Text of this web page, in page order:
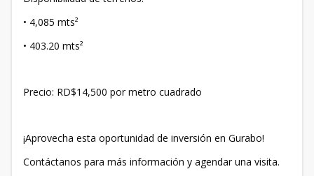
• 4,085 mts²
• 403.20 mts²
Precio: RD$14,500 por metro cuadrado
¡Aprovecha esta oportunidad de inversión en Gurabo!
Contáctanos para más información y agendar una visita.